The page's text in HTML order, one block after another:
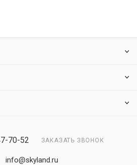
70-52 ЗАКАЗАТЬ ЗВОНОК
info@skyland.ru